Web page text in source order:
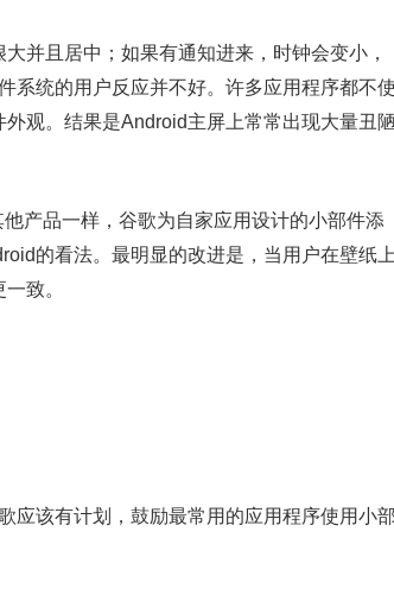
并且居中；如果有通知进来，时钟会变小，
系统的用户反应并不好。许多应用程序都不
观。结果是Android主屏上常常出现大量丑
产品一样，谷歌为自家应用设计的小部件添
的看法。最明显的改进是，当用户在壁纸
致。
应该有计划，鼓励最常用的应用程序使用小